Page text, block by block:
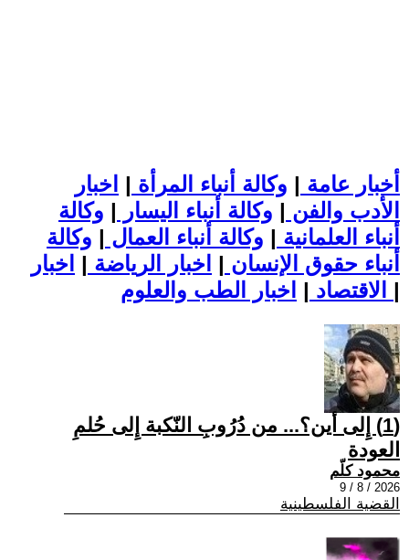
أخبار عامة | وكالة أنباء المرأة | اخبار
الأدب والفن | وكالة أنباء اليسار | وكالة
أنباء العلمانية | وكالة أنباء العمال | وكالة
أنباء حقوق الإنسان | اخبار الرياضة | اخبار
الاقتصاد | |
(1) إِلى أين؟... من دُرُوبِ النّكبة إِلى حُلمِ
العودة
محمود كلّم
2026 / 8 / 9
القضية الفلسطينية